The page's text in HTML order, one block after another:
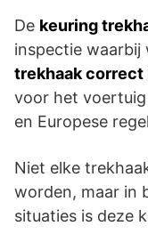
De keuring
inspectie
trekhaak correct
voor het
en Europese
Niet elke
worden, maar in
situaties is deze